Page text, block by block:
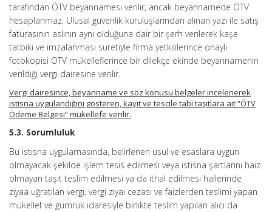
tarafından ÖTV beyannamesi verilir, ancak beyannamede ÖTV
hesaplanmaz. Ulusal güvenlik kuruluşlarından alınan yazı ile satış
faturasının aslının aynı olduğuna dair bir şerh verilerek kaşe
tatbiki ve imzalanması suretiyle firma yetkililerince onaylı
fotokopisi ÖTV mükelleflerince bir dilekçe ekinde beyannamenin
verildiği vergi dairesine verilir.
Vergi dairesince, beyanname ve söz konusu belgeler incelenerek
istisna uygulandığını gösteren, kayıt ve tescile tabi taşıtlara ait “ÖTV
Ödeme Belgesi” mükellefe verilir.
5.3. Sorumluluk
Bu istisna uygulamasında, belirlenen usul ve esaslara uygun
olmayacak şekilde işlem tesis edilmesi veya istisna şartlarını haiz
olmayan taşıt teslim edilmesi ya da ithal edilmesi hallerinde
ziyaa uğratılan vergi, vergi ziyaı cezası ve faizlerden teslimi yapan
mükellef ve gümrük idaresiyle birlikte teslim yapılan alıcı da